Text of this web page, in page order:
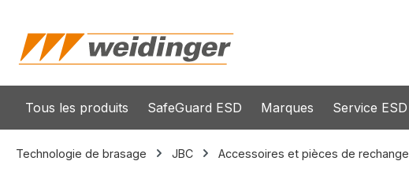
Tous les produits SafeGuard ESD Marques Service ESD
Technologie de brasage JBC Accessoires et pièces de rechange